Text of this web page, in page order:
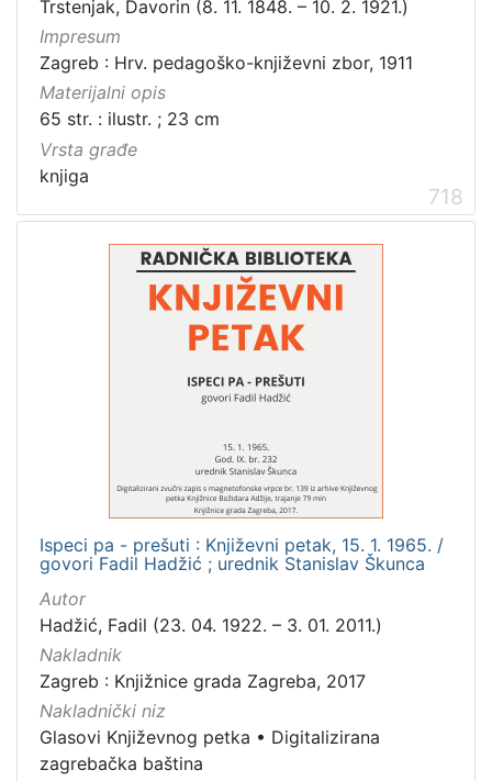
Trstenjak, Davorin (8. 11. 1848. – 10. 2. 1921.)
Impresum
Zagreb : Hrv. pedagoško-književni zbor, 1911
Materijalni opis
65 str. : ilustr. ; 23 cm
Vrsta građe
knjiga
718
Ispeci pa - prešuti : Književni petak, 15. 1. 1965. /
govori Fadil Hadžić ; urednik Stanislav Škunca
Autor
Hadžić, Fadil (23. 04. 1922. – 3. 01. 2011.)
Nakladnik
Zagreb : Knjižnice grada Zagreba, 2017
Nakladnički niz
Glasovi Književnog petka • Digitalizirana
zagrebačka baština